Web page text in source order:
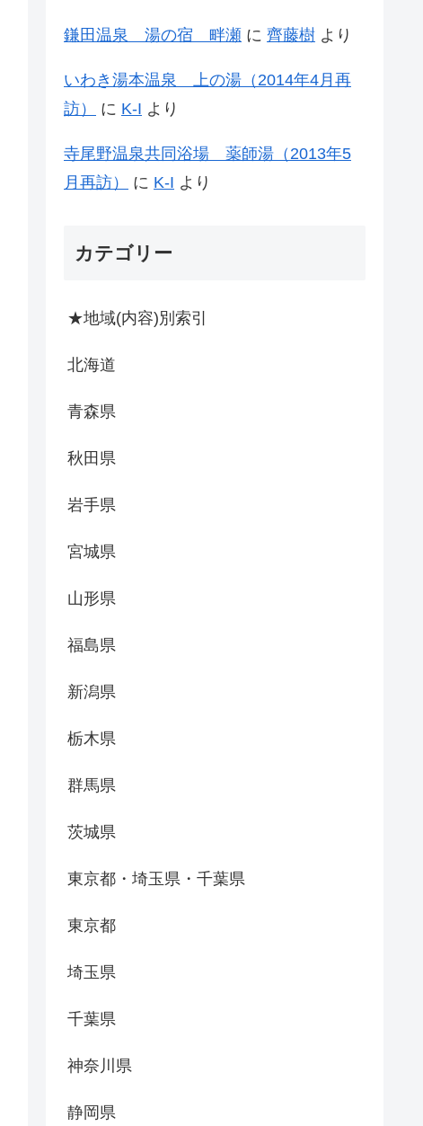
鎌田温泉 湯の宿 畔瀬 に 齊藤樹 より
いわき湯本温泉 上の湯（2014年4月再
訪）
に K-I より
寺尾野温泉共同浴場 薬師湯（2013年5
月再訪）
に K-I より
カテゴリー
★地域(内容)別索引
北海道
青森県
秋田県
岩手県
宮城県
山形県
福島県
新潟県
栃木県
群馬県
茨城県
東京都・埼玉県・千葉県
東京都
埼玉県
千葉県
神奈川県
静岡県